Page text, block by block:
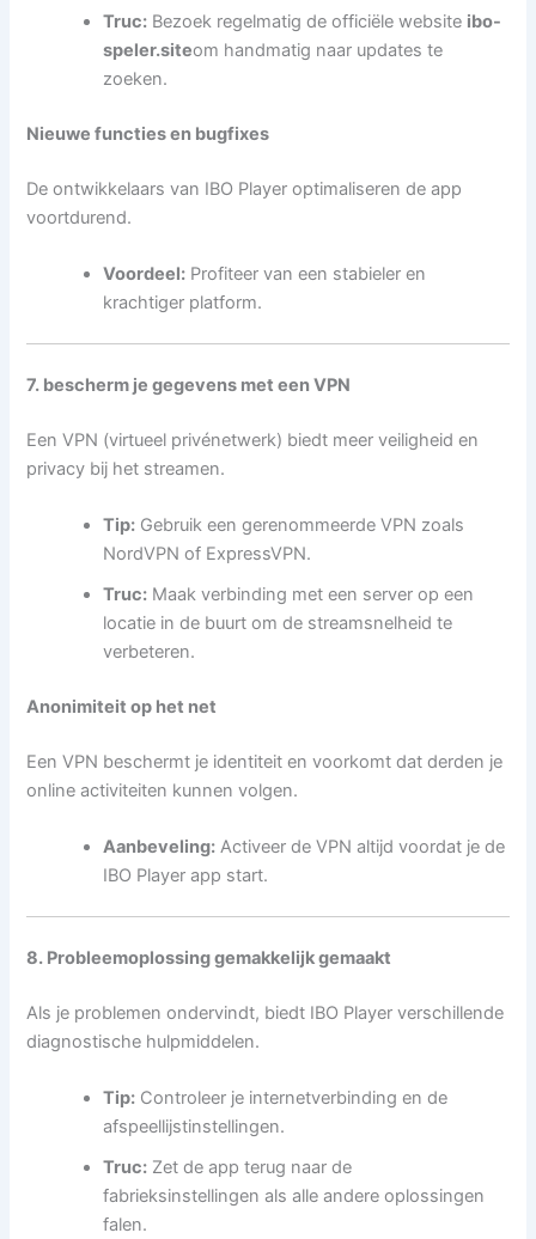
Truc: Bezoek regelmatig de officiële website ibo-
speler.siteom handmatig naar updates te
zoeken.
Nieuwe functies en bugfixes
De ontwikkelaars van IBO Player optimaliseren de app
voortdurend.
Voordeel: Profiteer van een stabieler en
krachtiger platform.
7. bescherm je gegevens met een VPN
Een VPN (virtueel privénetwerk) biedt meer veiligheid en
privacy bij het streamen.
Tip: Gebruik een gerenommeerde VPN zoals
NordVPN of ExpressVPN.
Truc: Maak verbinding met een server op een
locatie in de buurt om de streamsnelheid te
verbeteren.
Anonimiteit op het net
Een VPN beschermt je identiteit en voorkomt dat derden je
online activiteiten kunnen volgen.
Aanbeveling: Activeer de VPN altijd voordat je de
IBO Player app start.
8. Probleemoplossing gemakkelijk gemaakt
Als je problemen ondervindt, biedt IBO Player verschillende
diagnostische hulpmiddelen.
Tip: Controleer je internetverbinding en de
afspeellijstinstellingen.
Truc: Zet de app terug naar de
fabrieksinstellingen als alle andere oplossingen
falen.